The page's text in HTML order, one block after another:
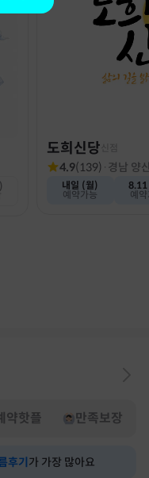
도희신당
4.9(139) · 경남 양
내일 (월)
예약가능
예
약핫플 만족보장
후기 가 가장 많아요